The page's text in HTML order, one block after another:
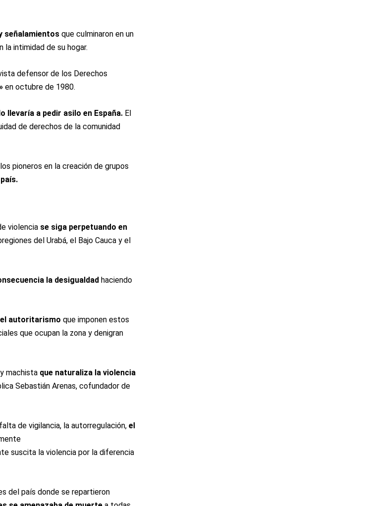
señalamientos que culminaron en un
intimidad de su hogar.
defensor de los Derechos
en octubre de 1980.
llevaría a pedir asilo en España. El
de derechos de la comunidad
pioneros en la creación de grupos
violencia se siga perpetuando en
del Urabá, el Bajo Cauca y el
la desigualdad haciendo
autoritarismo que imponen estos
que ocupan la zona y denigran
machista que naturaliza la violencia
Sebastián Arenas, cofundador de
de vigilancia, la autorregulación, el
suscita la violencia por la diferencia
del país donde se repartieron